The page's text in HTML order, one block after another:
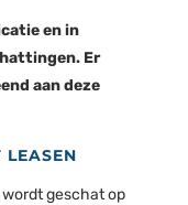
en in
Er
aan deze
wordt geschat op